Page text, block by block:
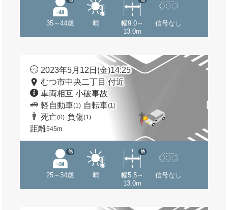
35～44歳 晴
幅9.0～
13.0m
信号なし
2023年5月12日(金)14:25
むつ市中央二丁目 付近
車両相互 小破事故
軽自動車(1) 自転車(1)
死亡(0) 負傷(1)
距離545m
25～34歳
他
晴
幅5.5～
13.0m
他
信号なし